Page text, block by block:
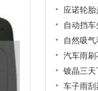
应诺轮
自动挡
自然吸气
汽车雨刷
镀晶三
车子雨刮